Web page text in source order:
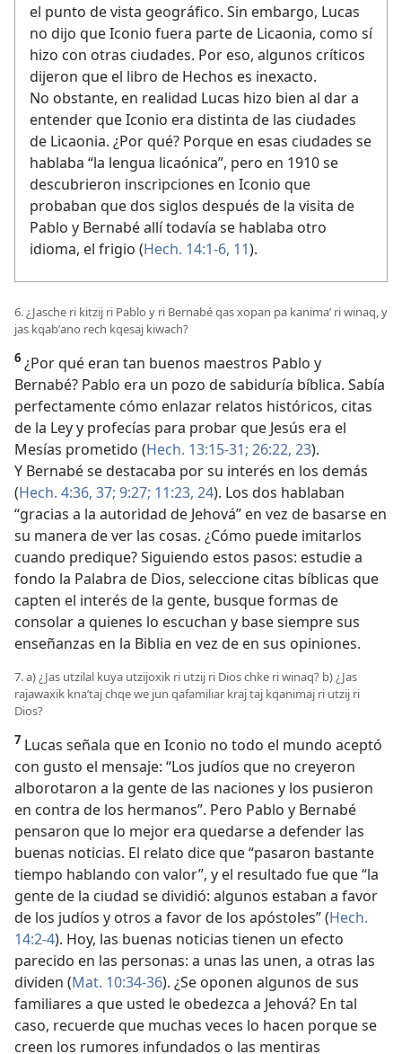
el punto de vista geográfico. Sin embargo, Lucas
no dijo que Iconio fuera parte de Licaonia, como sí
hizo con otras ciudades. Por eso, algunos críticos
dijeron que el libro de Hechos es inexacto.
No obstante, en realidad Lucas hizo bien al dar a
entender que Iconio era distinta de las ciudades
de Licaonia. ¿Por qué? Porque en esas ciudades se
hablaba “la lengua licaónica”, pero en 1910 se
descubrieron inscripciones en Iconio que
probaban que dos siglos después de la visita de
Pablo y Bernabé allí todavía se hablaba otro
idioma, el frigio (Hech. 14:1-6, 11).
6. ¿Jasche ri kitzij ri Pablo y ri Bernabé qas xopan pa kanimaʼ ri winaq, y
jas kqabʼano rech kqesaj kiwach?
6 ¿Por qué eran tan buenos maestros Pablo y
Bernabé? Pablo era un pozo de sabiduría bíblica. Sabía
perfectamente cómo enlazar relatos históricos, citas
de la Ley y profecías para probar que Jesús era el
Mesías prometido (Hech. 13:15-31; 26:22, 23).
Y Bernabé se destacaba por su interés en los demás
(Hech. 4:36, 37; 9:27; 11:23, 24). Los dos hablaban
“gracias a la autoridad de Jehová” en vez de basarse en
su manera de ver las cosas. ¿Cómo puede imitarlos
cuando predique? Siguiendo estos pasos: estudie a
fondo la Palabra de Dios, seleccione citas bíblicas que
capten el interés de la gente, busque formas de
consolar a quienes lo escuchan y base siempre sus
enseñanzas en la Biblia en vez de en sus opiniones.
7. a) ¿Jas utzilal kuya utzijoxik ri utzij ri Dios chke ri winaq? b) ¿Jas
rajawaxik knaʼtaj chqe we jun qafamiliar kraj taj kqanimaj ri utzij ri
Dios?
7 Lucas señala que en Iconio no todo el mundo aceptó
con gusto el mensaje: “Los judíos que no creyeron
alborotaron a la gente de las naciones y los pusieron
en contra de los hermanos”. Pero Pablo y Bernabé
pensaron que lo mejor era quedarse a defender las
buenas noticias. El relato dice que “pasaron bastante
tiempo hablando con valor”, y el resultado fue que “la
gente de la ciudad se dividió: algunos estaban a favor
de los judíos y otros a favor de los apóstoles” (Hech.
14:2-4). Hoy, las buenas noticias tienen un efecto
parecido en las personas: a unas las unen, a otras las
dividen (Mat. 10:34-36). ¿Se oponen algunos de sus
familiares a que usted le obedezca a Jehová? En tal
caso, recuerde que muchas veces lo hacen porque se
creen los rumores infundados o las mentiras